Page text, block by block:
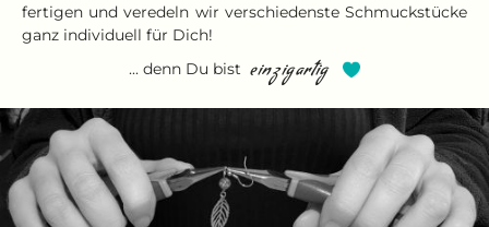
fertigen und veredeln wir verschiedenste Schmuckstücke
ganz individuell für Dich!
... denn Du bisteinzigartig